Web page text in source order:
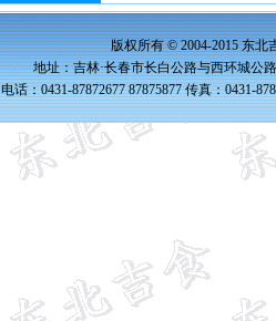
版权所有 © 2004-2015 东北
地址：吉林·长春市长白公路与西环城公
电话：0431-87872677 87875877 传真：0431-